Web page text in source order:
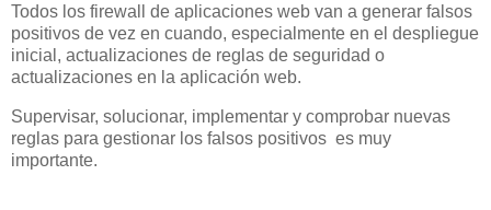
Todos los firewall de aplicaciones web van a generar falsos
positivos de vez en cuando, especialmente en el despliegue
inicial, actualizaciones de reglas de seguridad o
actualizaciones en la aplicación web.
Supervisar, solucionar, implementar y comprobar nuevas
reglas para gestionar los falsos positivos es muy
importante.